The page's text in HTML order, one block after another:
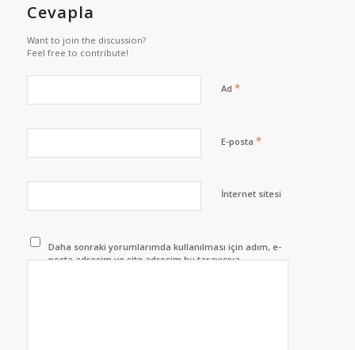
Cevapla
Want to join the discussion?
Feel free to contribute!
Ad *
E-posta *
İnternet sitesi
Daha sonraki yorumlarımda kullanılması için adım, e-
posta adresim ve site adresim bu tarayıcıya